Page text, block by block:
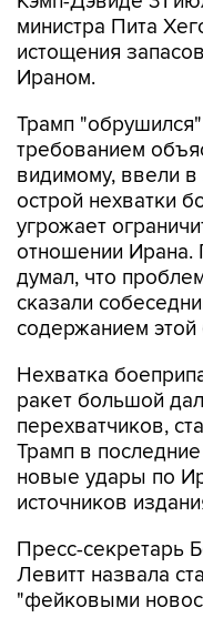
министра Пита
истощения
Ираном.
Трамп
требованием
видимому, ввели
острой нехватки
угрожает
отношении Ирана.
думал, что
сказали
содержанием
Нехватка
ракет большой
перехватчиков,
Трамп в
новые удары по
источников
Пресс-секретарь
Левитт назвала
"фейковыми